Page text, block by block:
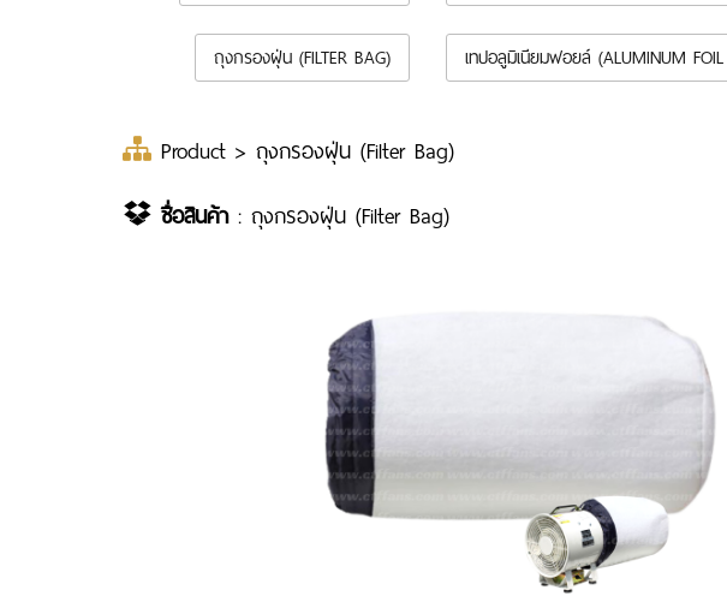
ถุงกรองฝุ่น (FILTER BAG) เทปอลูมิเนียมฟอยล์ (ALUMINUM FOIL
Product > ถุงกรองฝุ่น (Filter Bag)
ชื่อสินค้า: ถุงกรองฝุ่น (Filter Bag)